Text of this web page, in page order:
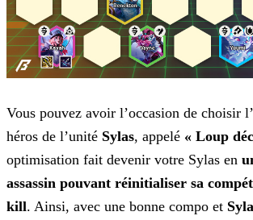
Vous pouvez avoir l’occasion de choisir
héros de l’unité Sylas, appelé « Loup
optimisation fait devenir votre Sylas en
assassin pouvant réinitialiser sa
kill. Ainsi, avec une bonne compo et